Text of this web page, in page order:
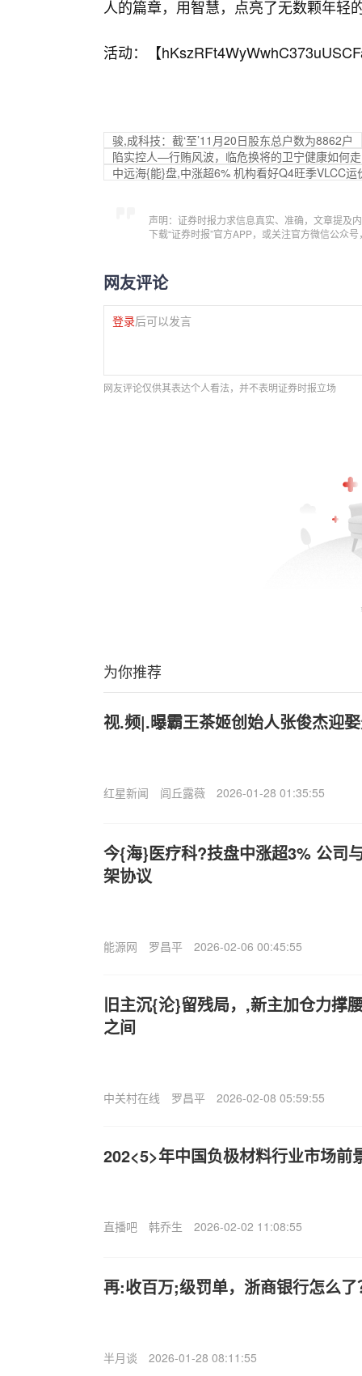
人的篇章，用智慧，点亮了无数颗年轻
活动：【
骏,成科技：截‘至’11月20日股东总户数为8862户
陷实控人—行贿风波，临危换将的卫宁健康如何
中远海{能}盘,中涨超6% 机构看好Q4旺季VLCC
声明：证券时报力求信息真实、准确，文章提及
下载“证券时报”官方APP，或关注官方微信公众
网友评论
登录后可以发言
网友评论仅供其表达个人看法，并不表明证券时报立场
为你推荐
视.频|.曝霸王茶姬创始人张俊杰迎
红星新闻 闾丘露薇 2026-01-28 01:35:55
今{海}医疗科?技盘中涨超3% 公司
架协议
能源网 罗昌平 2026-02-06 00:45:55
旧主沉{沦}留残局，,新主加仓力撑
之间
中关村在线 罗昌平 2026-02-08 05:59:55
202<5>年中国负极材料行业市场前
直播吧 韩乔生 2026-02-02 11:08:55
再:收百万;级罚单，浙商银行怎么了
半月谈 2026-01-28 08:11:55